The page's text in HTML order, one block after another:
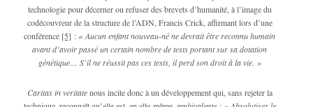
technologie pour décerner ou refuser des brevets d’humanité, à l’image du
codécouvreur de la structure de l’ADN, Francis Crick, affirmant lors d’une
conférence [5] : « Aucun enfant nouveau-né ne devrait être reconnu humain
avant d’avoir passé un certain nombre de tests portant sur sa dotation
génétique… S’il ne réussit pas ces tests, il perd son droit à la vie. »
Caritas in veritatenous incite donc à un développement qui, sans rejeter la